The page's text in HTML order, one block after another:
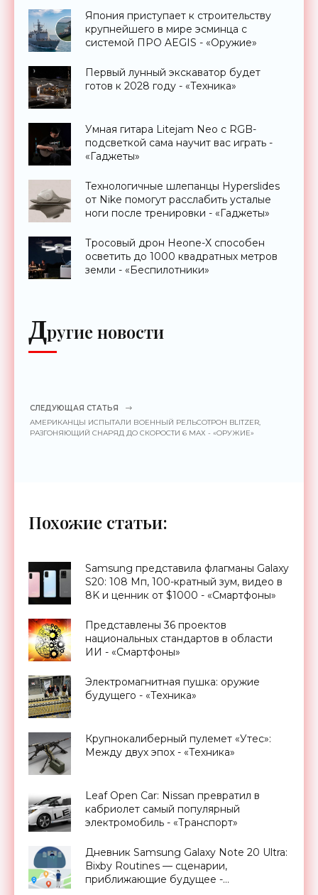
Япония приступает к строительству
крупнейшего в мире эсминца с
системой ПРО AEGIS - «Оружие»
Первый лунный экскаватор будет
готов к 2028 году - «Техника»
Умная гитара Litejam Neo с RGB-
подсветкой сама научит вас играть -
«Гаджеты»
Технологичные шлепанцы Hyperslides
от Nike помогут расслабить усталые
ноги после тренировки - «Гаджеты»
Тросовый дрон Heone-X способен
осветить до 1000 квадратных метров
земли - «Беспилотники»
Другие новости
СЛЕДУЮЩАЯ СТАТЬЯ
АМЕРИКАНЦЫ ИСПЫТАЛИ ВОЕННЫЙ РЕЛЬСОТРОН BLITZER,
РАЗГОНЯЮЩИЙ СНАРЯД ДО СКОРОСТИ 6 МАХ - «ОРУЖИЕ»
Похожие статьи:
Samsung представила флагманы Galaxy
S20: 108 Мп, 100-кратный зум, видео в
8K и ценник от $1000 - «Смартфоны»
Представлены 36 проектов
национальных стандартов в области
ИИ - «Смартфоны»
Электромагнитная пушка: оружие
будущего - «Техника»
Крупнокалиберный пулемет «Утес»:
Между двух эпох - «Техника»
Leaf Open Car: Nissan превратил в
кабриолет самый популярный
электромобиль - «Транспорт»
Дневник Samsung Galaxy Note 20 Ultra:
Bixby Routines — сценарии,
приближающие будущее -